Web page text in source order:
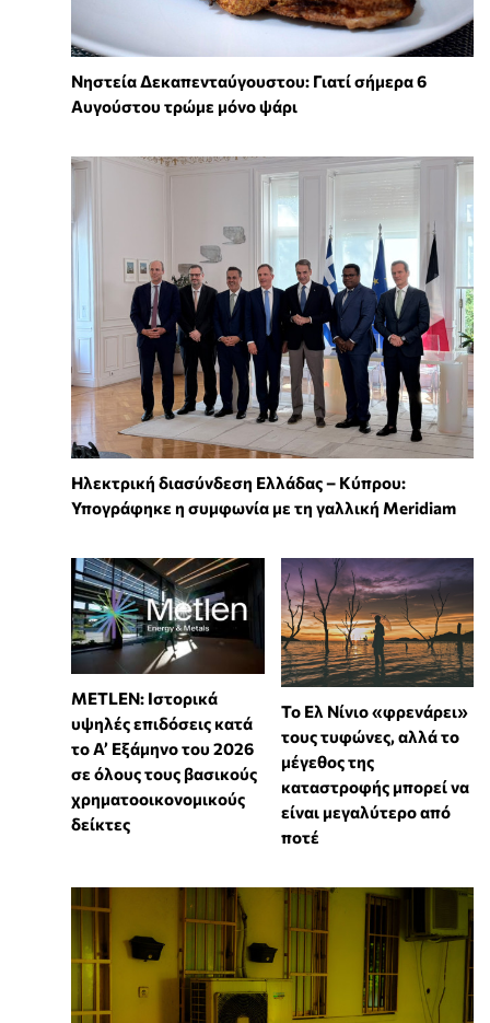
Νηστεία Δεκαπενταύγουστου: Γιατί σήμερα 6
Αυγούστου τρώμε μόνο ψάρι
Ηλεκτρική διασύνδεση Ελλάδας – Κύπρου:
Υπογράφηκε η συμφωνία με τη γαλλική Meridiam
METLEN: Ιστορικά
υψηλές επιδόσεις κατά
το Α’ Εξάμηνο του 2026
σε όλους τους βασικούς
χρηματοοικονομικούς
δείκτες
Το Ελ Νίνιο «φρενάρει»
τους τυφώνες, αλλά το
μέγεθος της
καταστροφής μπορεί να
είναι μεγαλύτερο από
ποτέ